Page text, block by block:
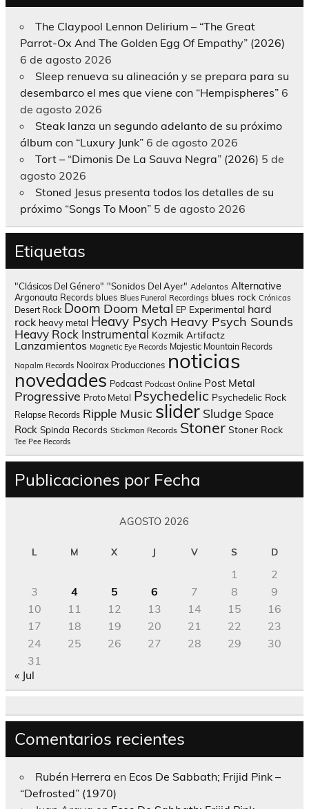
The Claypool Lennon Delirium – “The Great
Parrot-Ox And The Golden Egg Of Empathy” (2026)
6 de agosto 2026
Sleep renueva su alineación y se prepara para su
desembarco el mes que viene con “Hempispheres” 6
de agosto 2026
Steak lanza un segundo adelanto de su próximo
álbum con “Luxury Junk” 6 de agosto 2026
Tort – “Dimonis De La Sauva Negra” (2026) 5 de
agosto 2026
Stoned Jesus presenta todos los detalles de su
próximo “Songs To Moon” 5 de agosto 2026
Etiquetas
"Clásicos Del Género" "Sonidos Del Ayer" Adelantos Alternative
Argonauta Records blues Blues Funeral Recordings blues rock Crónicas
Desert Rock Doom Doom Metal EP Experimental hard
rock heavy metal Heavy Psych Heavy Psych Sounds
Heavy Rock Instrumental Kozmik Artifactz
Lanzamientos Magnetic Eye Records Majestic Mountain Records
Napalm Records Nooirax Producciones noticias
novedades Podcast Podcast Online Post Metal
Progressive Proto Metal Psychedelic Psychedelic Rock
Relapse Records Ripple Music slider Sludge Space
Rock Spinda Records Stickman Records Stoner Stoner Rock
Tee Pee Records
Publicaciones por Fecha
AGOSTO 2026
L M X J V S D
1
2
3
4 5 6 7 8
9
10
11 12 13 14 15
16
17
18 19 20 21 22
23
24
25 26 27 28 29
30
31
« Jul
Comentarios recientes
Rubén Herrera en Ecos De Sabbath; Frijid Pink –
“Defrosted” (1970)